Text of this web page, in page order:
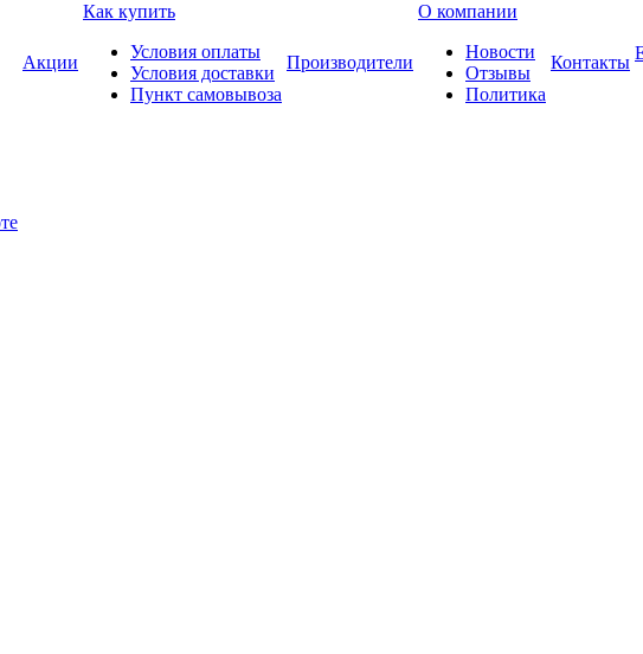
Акции
Как купить
Условия оплаты
Условия доставки
Пункт самовывоза
Производители
О компании
Новости
Отзывы
Политика
Контакты